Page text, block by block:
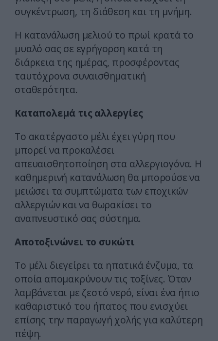
συγκέντρωση, τη διάθεση και τη μνήμη.
Η κατανάλωση μελιού το πρωί κρατά το
μυαλό σας σε εγρήγορση κατά τη
διάρκεια της ημέρας, προσφέροντας
ταυτόχρονα συναισθηματική
σταθερότητα.
Καταπολεμά τις αλλεργίες
Το ακατέργαστο μέλι έχει γύρη που
μπορεί να προκαλέσει
απευαισθητοποίηση στα αλλεργιογόνα. Η
καθημερινή κατανάλωση θα μπορούσε να
μειώσει τα συμπτώματα των εποχικών
αλλεργιών και να θωρακίσει το
αναπνευστικό σας σύστημα.
Αποτοξινώνει το συκώτι
Το μέλι διεγείρει τα ηπατικά ένζυμα, τα
οποία απομακρύνουν τις τοξίνες. Όταν
λαμβάνεται με ζεστό νερό, είναι ένα ήπιο
καθαριστικό του ήπατος που ενισχύει
επίσης την παραγωγή χολής για καλύτερη
πέψη.